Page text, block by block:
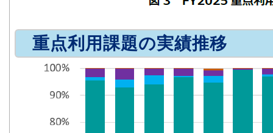
重点利用課題の実績推移